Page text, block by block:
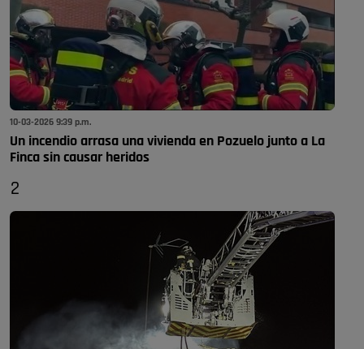
10-03-2026 9:39 p.m.
Un incendio arrasa una vivienda en Pozuelo junto a La
Finca sin causar heridos
2